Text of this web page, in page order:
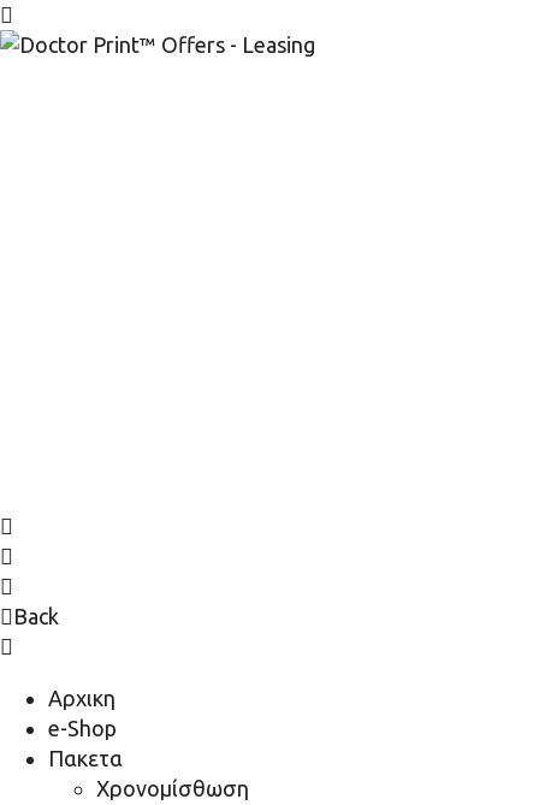
Back
Αρχικη
e-Shop
Πακετα
Χρονομίσθωση